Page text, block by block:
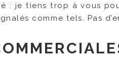
: je tiens trop à vous
comme tels. Pas